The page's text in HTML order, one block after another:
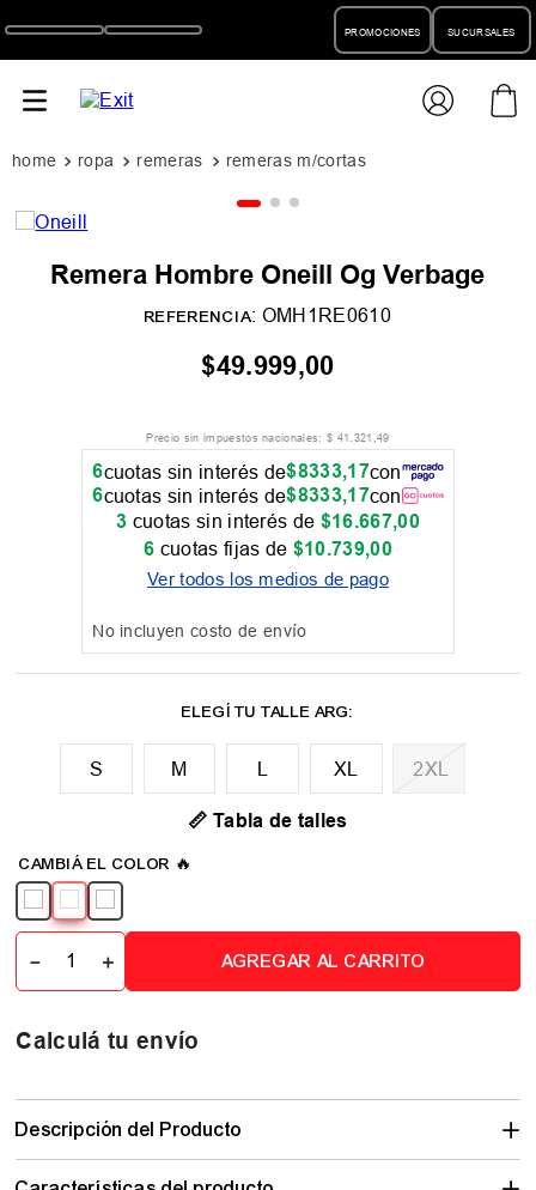
PROMOCIONES SUCURSALES
ropa remeras remeras m/cortas
Remera Hombre Oneill Og Verbage
REFERENCIA: OMH1RE0610
$49.999,00
Precio sin impuestos nacionales: $ 41.321,49
6cuotas sin interés de$8333,17con
6cuotas sin interés de$8333,17con
3 cuotas sin interés de $16.667,00
6 cuotas fijas de $10.739,00
Ver todos los medios de pago
No incluyen costo de envío
M L XL 2XL
📏 Tabla de talles
＋
－ AGREGAR AL CARRITO
Calculá tu envío
Descripción del Producto